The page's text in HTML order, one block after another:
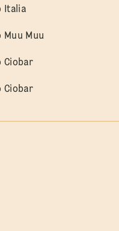
Italia
Muu Muu
Ciobar
Ciobar